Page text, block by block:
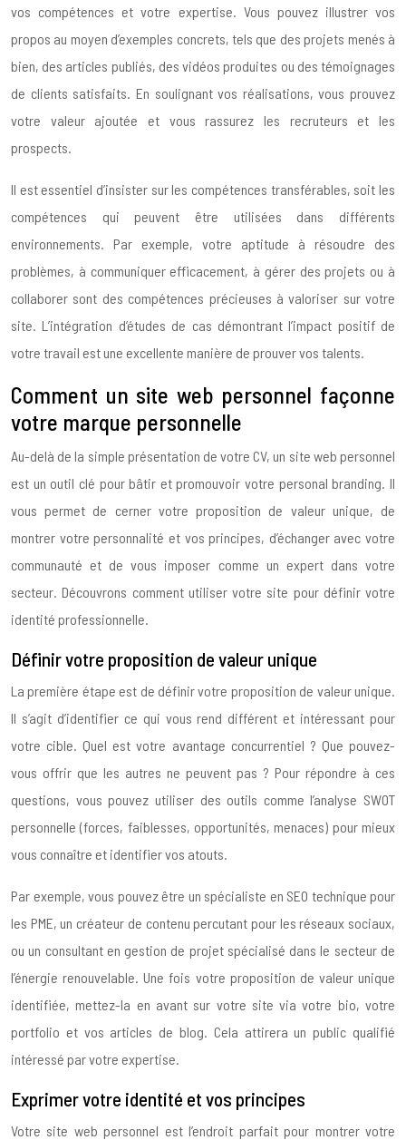
vos compétences et votre expertise. Vous pouvez illustrer vos
propos au moyen d’exemples concrets, tels que des projets menés à
bien, des articles publiés, des vidéos produites ou des témoignages
de clients satisfaits. En soulignant vos réalisations, vous prouvez
votre valeur ajoutée et vous rassurez les recruteurs et les
prospects.
Il est essentiel d’insister sur les compétences transférables, soit les
compétences qui peuvent être utilisées dans différents
environnements. Par exemple, votre aptitude à résoudre des
problèmes, à communiquer efficacement, à gérer des projets ou à
collaborer sont des compétences précieuses à valoriser sur votre
site. L’intégration d’études de cas démontrant l’impact positif de
votre travail est une excellente manière de prouver vos talents.
Comment un site web personnel façonne
votre marque personnelle
Au-delà de la simple présentation de votre CV, un site web personnel
est un outil clé pour bâtir et promouvoir votre personal branding. Il
vous permet de cerner votre proposition de valeur unique, de
montrer votre personnalité et vos principes, d’échanger avec votre
communauté et de vous imposer comme un expert dans votre
secteur. Découvrons comment utiliser votre site pour définir votre
identité professionnelle.
Définir votre proposition de valeur unique
La première étape est de définir votre proposition de valeur unique.
Il s’agit d’identifier ce qui vous rend différent et intéressant pour
votre cible. Quel est votre avantage concurrentiel ? Que pouvez-
vous offrir que les autres ne peuvent pas ? Pour répondre à ces
questions, vous pouvez utiliser des outils comme l’analyse SWOT
personnelle (forces, faiblesses, opportunités, menaces) pour mieux
vous connaître et identifier vos atouts.
Par exemple, vous pouvez être un spécialiste en SEO technique pour
les PME, un créateur de contenu percutant pour les réseaux sociaux,
ou un consultant en gestion de projet spécialisé dans le secteur de
l’énergie renouvelable. Une fois votre proposition de valeur unique
identifiée, mettez-la en avant sur votre site via votre bio, votre
portfolio et vos articles de blog. Cela attirera un public qualifié
intéressé par votre expertise.
Exprimer votre identité et vos principes
Votre site web personnel est l’endroit parfait pour montrer votre